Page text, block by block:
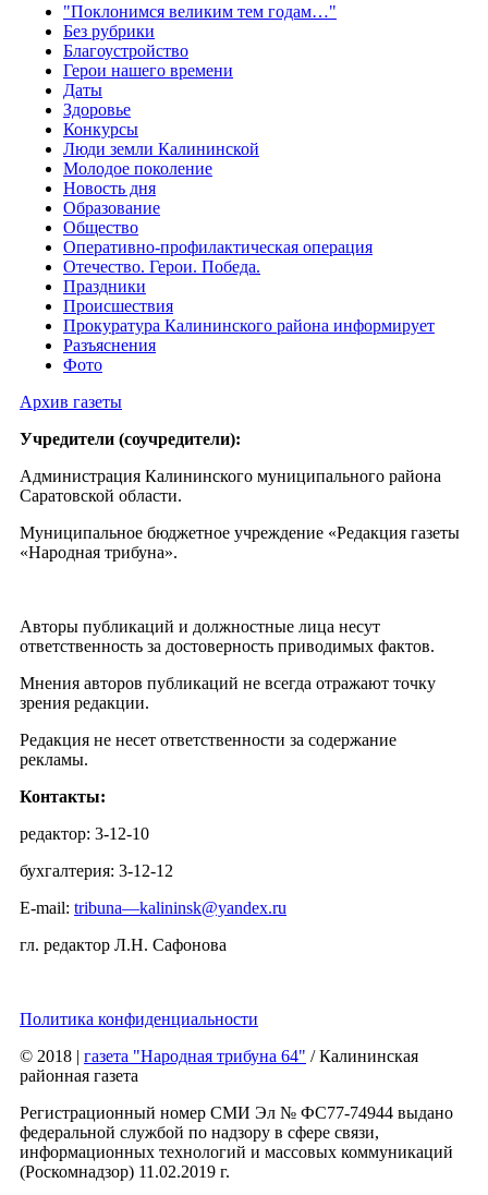
"Поклонимся великим тем годам…"
Без рубрики
Благоустройство
Герои нашего времени
Даты
Здоровье
Конкурсы
Люди земли Калининской
Молодое поколение
Новость дня
Образование
Общество
Оперативно-профилактическая операция
Отечество. Герои. Победа.
Праздники
Происшествия
Прокуратура Калининского района информирует
Разъяснения
Фото
Архив газеты
Учредители (соучредители):
Администрация Калининского муниципального района
Саратовской области.
Муниципальное бюджетное учреждение «Редакция газеты
«Народная трибуна».
Авторы публикаций и должностные лица несут
ответственность за достоверность приводимых фактов.
Мнения авторов публикаций не всегда отражают точку
зрения редакции.
Редакция не несет ответственности за содержание
рекламы.
Контакты:
редактор: 3-12-10
бухгалтерия: 3-12-12
E-mail: tribuna—kalininsk@yandex.ru
гл. редактор Л.Н. Сафонова
Политика конфиденциальности
© 2018 | газета "Народная трибуна 64" / Калининская
районная газета
Регистрационный номер СМИ Эл № ФС77-74944 выдано
федеральной службой по надзору в сфере связи,
информационных технологий и массовых коммуникаций
(Роскомнадзор) 11.02.2019 г.